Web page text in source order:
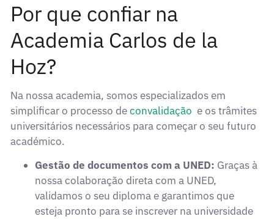
Por que confiar na
Academia Carlos de la
Hoz?
Na nossa academia, somos especializados em
simplificar o processo deconvalidação e os trâmites
universitários necessários para começar o seu futuro
académico.
Gestão de documentos com a UNED: Graças à
nossa colaboração direta com a UNED,
validamos o seu diploma e garantimos que
esteja pronto para se inscrever na universidade